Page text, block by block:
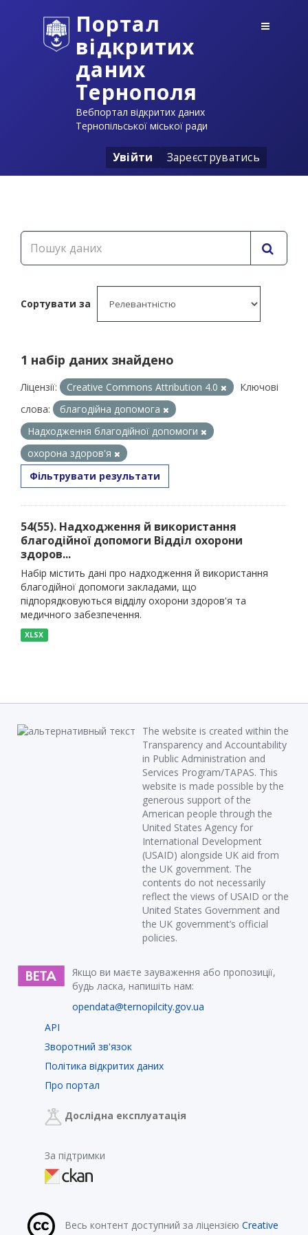
Портал
відкритих
даних
Тернополя
Вебпортал відкритих даних
Тернопільської міської ради
Увійти Зареєструватись
Сортувати за
1 набір даних знайдено
Ліцензії: Creative Commons Attribution 4.0
Ключові
слова:
благодійна допомога
Надходження благодійної допомоги
охорона здоров'я
Фільтрувати результати
54(55). Надходження й використання
благодійної допомоги Відділ охорони
здоров...
Набір містить дані про надходження й використання
благодійної допомоги закладами, що
підпорядковуються відділу охорони здоров'я та
медичного забезпечення.
XLSX
The website is created within the
Transparency and Accountability
in Public Administration and
Services Program/TAPAS. This
website is made possible by the
generous support of the
American people through the
United States Agency for
International Development
(USAID) alongside UK aid from
the UK government. The
contents do not necessarily
reflect the views of USAID or the
United States Government and
the UK government’s official
policies.
Якщо ви маєте зауваження або пропозиції,
будь ласка, напишіть нам:
opendata@ternopilcity.gov.ua
API
Зворотний зв'язок
Політика відкритих даних
Про портал
Дослідна експлуатація
За підтримки
Весь контент доступний за ліцензією Creative